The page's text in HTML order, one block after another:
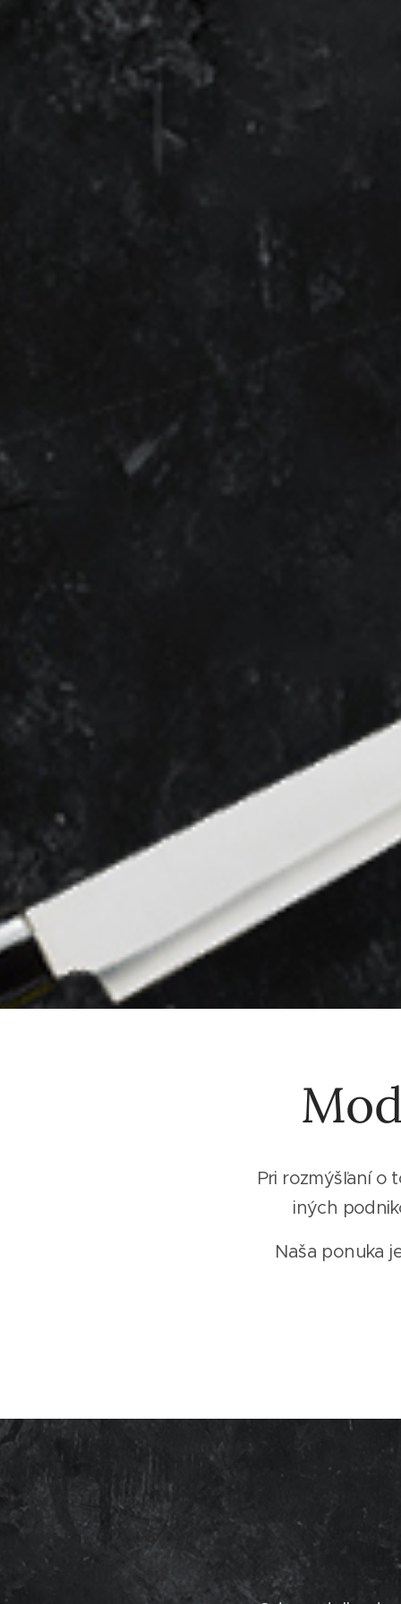
Pri rozmýšľaní o
iných
Naša ponuka